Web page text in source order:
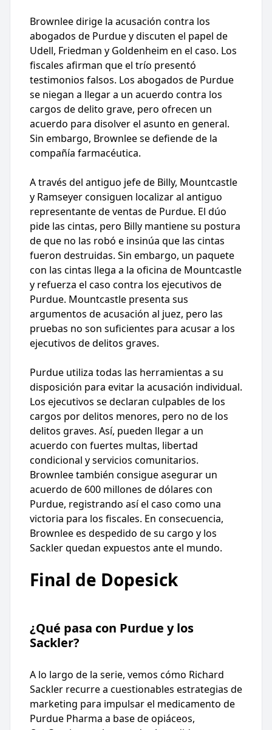
Brownlee dirige la acusación contra los
abogados de Purdue y discuten el papel de
Udell, Friedman y Goldenheim en el caso. Los
fiscales afirman que el trío presentó
testimonios falsos. Los abogados de Purdue
se niegan a llegar a un acuerdo contra los
cargos de delito grave, pero ofrecen un
acuerdo para disolver el asunto en general.
Sin embargo, Brownlee se defiende de la
compañía farmacéutica.
A través del antiguo jefe de Billy, Mountcastle
y Ramseyer consiguen localizar al antiguo
representante de ventas de Purdue. El dúo
pide las cintas, pero Billy mantiene su postura
de que no las robó e insinúa que las cintas
fueron destruidas. Sin embargo, un paquete
con las cintas llega a la oficina de Mountcastle
y refuerza el caso contra los ejecutivos de
Purdue. Mountcastle presenta sus
argumentos de acusación al juez, pero las
pruebas no son suficientes para acusar a los
ejecutivos de delitos graves.
Purdue utiliza todas las herramientas a su
disposición para evitar la acusación individual.
Los ejecutivos se declaran culpables de los
cargos por delitos menores, pero no de los
delitos graves. Así, pueden llegar a un
acuerdo con fuertes multas, libertad
condicional y servicios comunitarios.
Brownlee también consigue asegurar un
acuerdo de 600 millones de dólares con
Purdue, registrando así el caso como una
victoria para los fiscales. En consecuencia,
Brownlee es despedido de su cargo y los
Sackler quedan expuestos ante el mundo.
Final de Dopesick
¿Qué pasa con Purdue y los
Sackler?
A lo largo de la serie, vemos cómo Richard
Sackler recurre a cuestionables estrategias de
marketing para impulsar el medicamento de
Purdue Pharma a base de opiáceos,